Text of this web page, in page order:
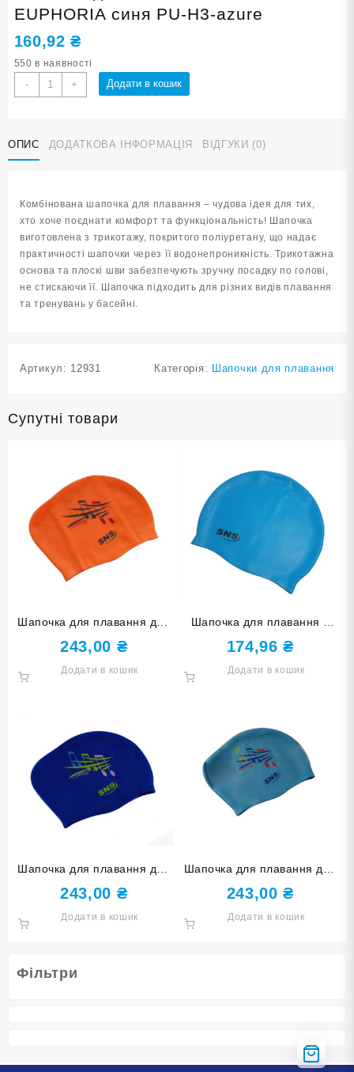
Фільтри
EUPHORIA синя PU-H3-azure
160,92₴
550 в наявності
-
Шапочка
для
EUPHORIA
синя
+ Додати в кошик
ОПИС ДОДАТКОВА ІНФОРМАЦІЯ ВІДГУКИ (0)
Комбінована шапочка для плавання – чудова ідея для тих,
хто хоче поєднати комфорт та функціональність! Шапочка
виготовлена з трикотажу, покритого поліуретану, що надає
практичності шапочки через її водонепроникність. Трикотажна
основа та плоскі шви забезпечують зручну посадку по голові,
не стискаючи її. Шапочка підходить для різних видів плавання
та тренувань у басейні.
Артикул: 12931 Категорія: Шапочки для плавання
Супутні товари
Шапочка для плавання для
довгого волосся SNS KW-
1ОРН orange music
243,00 ₴
Додати в кошик
Шапочка для плавання у
футлярі SNS блакитна SC-Г
174,96₴
Додати в кошик
Шапочка для плавання для
довгого волосся SNS KW-1С
dark blue music
243,00 ₴
Додати в кошик
Шапочка для плавання для
довгого волосся SNS KW-1Г
blue music
243,00₴
Додати в кошик